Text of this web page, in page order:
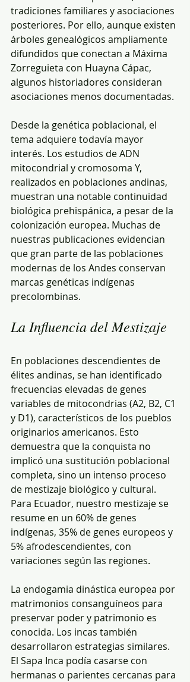
tradiciones familiares y asociaciones
posteriores. Por ello, aunque existen
árboles genealógicos ampliamente
difundidos que conectan a Máxima
Zorreguieta con Huayna Cápac,
algunos historiadores consideran
asociaciones menos documentadas.
Desde la genética poblacional, el
tema adquiere todavía mayor
interés. Los estudios de ADN
mitocondrial y cromosoma Y,
realizados en poblaciones andinas,
muestran una notable continuidad
biológica prehispánica, a pesar de la
colonización europea. Muchas de
nuestras publicaciones evidencian
que gran parte de las poblaciones
modernas de los Andes conservan
marcas genéticas indígenas
precolombinas.
La Influencia del Mestizaje
En poblaciones descendientes de
élites andinas, se han identificado
frecuencias elevadas de genes
variables de mitocondrias (A2, B2, C1
y D1), característicos de los pueblos
originarios americanos. Esto
demuestra que la conquista no
implicó una sustitución poblacional
completa, sino un intenso proceso
de mestizaje biológico y cultural.
Para Ecuador, nuestro mestizaje se
resume en un 60% de genes
indígenas, 35% de genes europeos y
5% afrodescendientes, con
variaciones según las regiones.
La endogamia dinástica europea por
matrimonios consanguíneos para
preservar poder y patrimonio es
conocida. Los incas también
desarrollaron estrategias similares.
El Sapa Inca podía casarse con
hermanas o parientes cercanas para